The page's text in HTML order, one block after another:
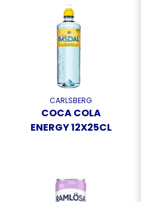
CARLSBERG
COCA COLA
ENERGY 12X25CL